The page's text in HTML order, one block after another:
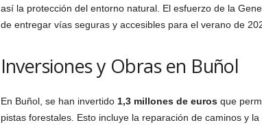
así la protección del entorno natural. El esfuerzo de la
de entregar vías seguras y accesibles para el verano de
Inversiones y Obras en Buñol
En Buñol, se han invertido 1,3 millones de eurosque
pistas forestales. Esto incluye la reparación de caminos y